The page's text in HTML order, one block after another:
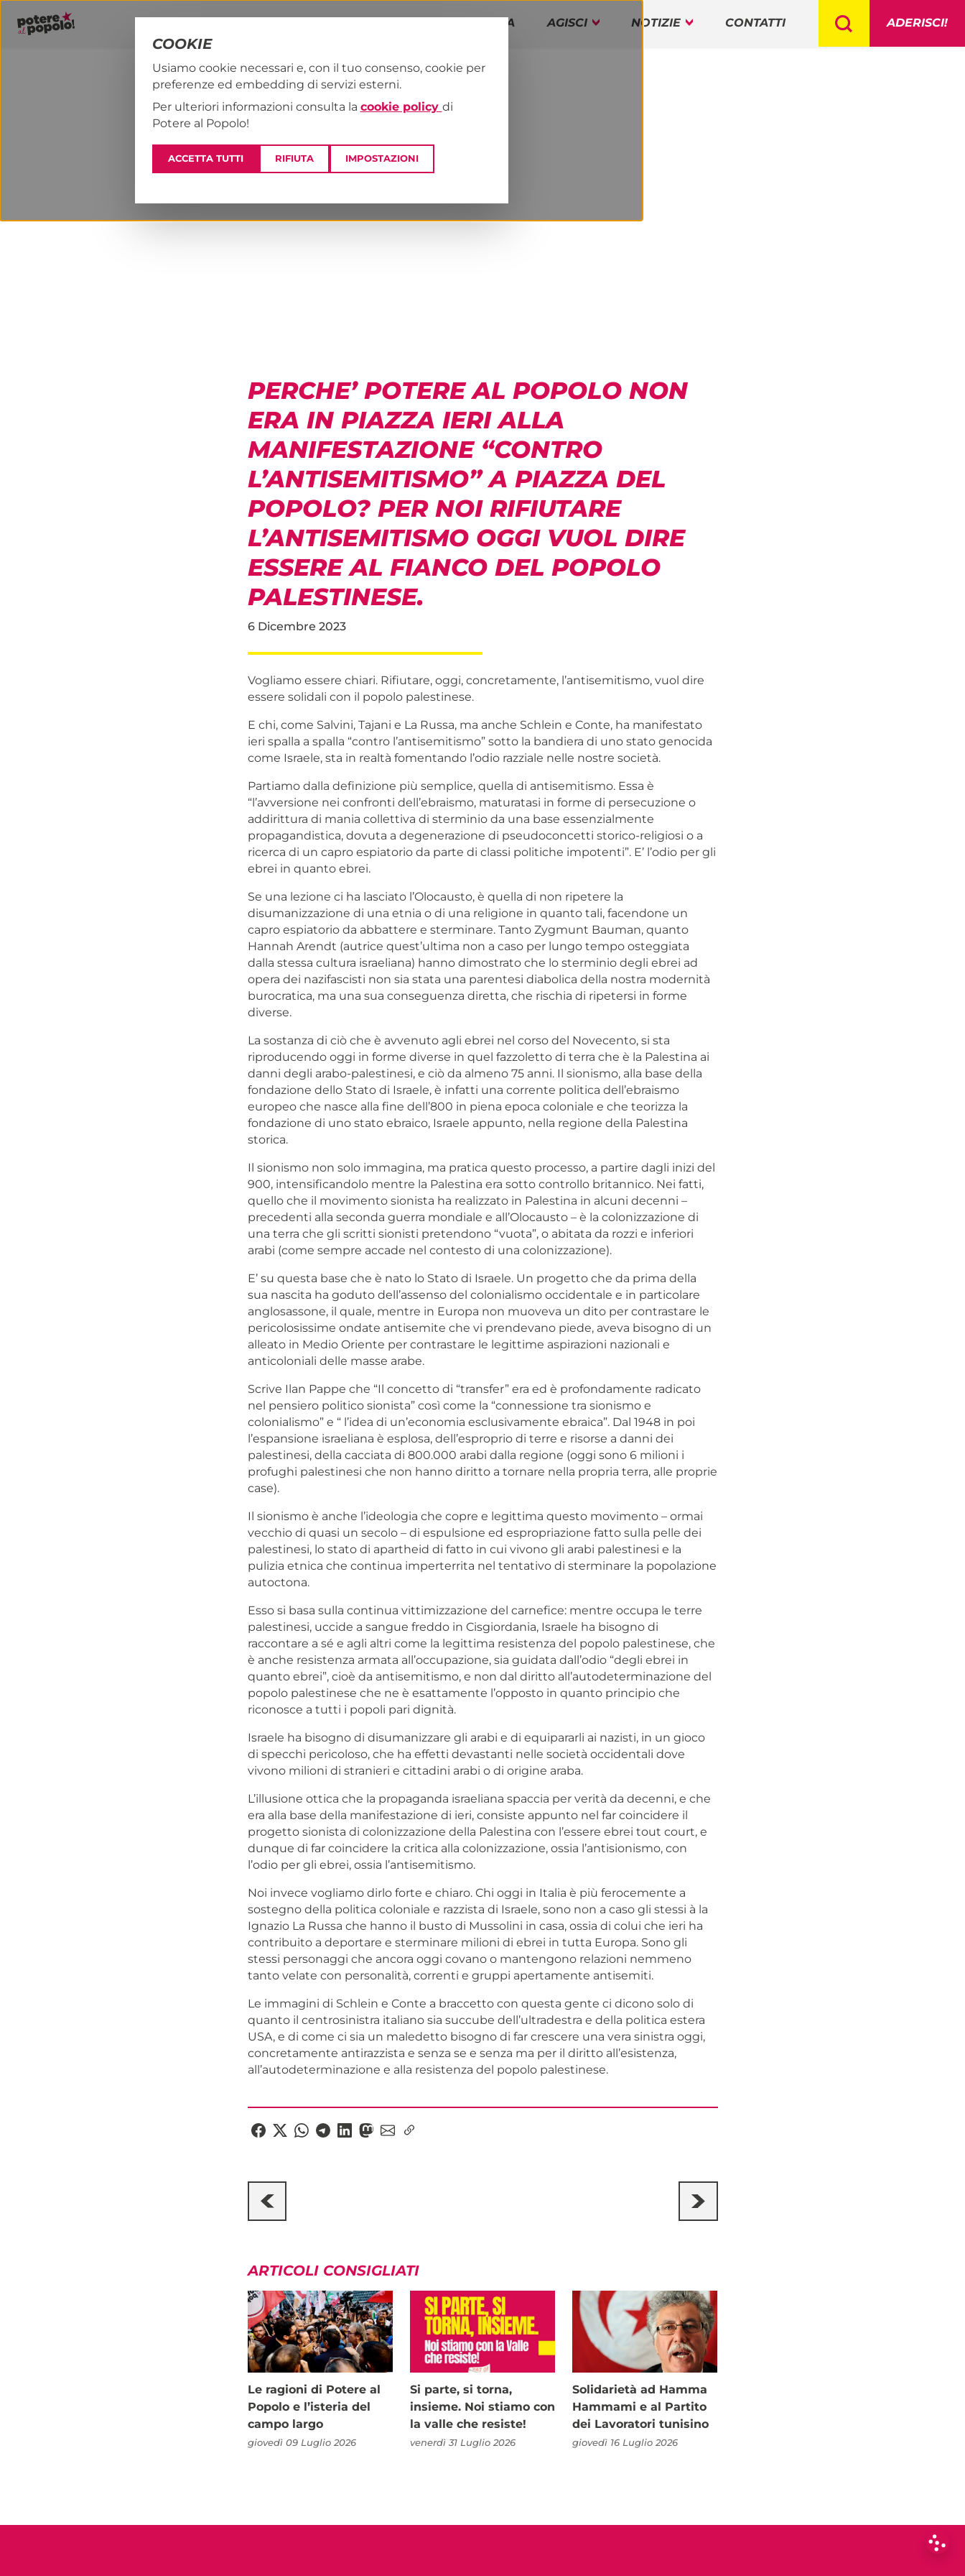
PROGRAMMA AGISCI NOTIZIE CONTATTI ADERISCI!
PAP! NOTIZIE NEWS & MEDIA
PERCHE’ POTERE AL POPOLO NON
ERA IN PIAZZA IERI ALLA
MANIFESTAZIONE “CONTRO
L’ANTISEMITISMO” A PIAZZA DEL
POPOLO? PER NOI RIFIUTARE
L’ANTISEMITISMO OGGI VUOL DIRE
ESSERE AL FIANCO DEL POPOLO
PALESTINESE.
6 Dicembre 2023
Vogliamo essere chiari. Rifiutare, oggi, concretamente, l’antisemitismo, vuol dire
essere solidali con il popolo palestinese.
E chi, come Salvini, Tajani e La Russa, ma anche Schlein e Conte, ha manifestato
ieri spalla a spalla “contro l’antisemitismo” sotto la bandiera di uno stato genocida
come Israele, sta in realtà fomentando l’odio razziale nelle nostre società.
Partiamo dalla definizione più semplice, quella di antisemitismo. Essa è
“l’avversione nei confronti dell’ebraismo, maturatasi in forme di persecuzione o
addirittura di mania collettiva di sterminio da una base essenzialmente
propagandistica, dovuta a degenerazione di pseudoconcetti storico-religiosi o a
ricerca di un capro espiatorio da parte di classi politiche impotenti”. E’ l’odio per gli
ebrei in quanto ebrei.
Se una lezione ci ha lasciato l’Olocausto, è quella di non ripetere la
disumanizzazione di una etnia o di una religione in quanto tali, facendone un
capro espiatorio da abbattere e sterminare. Tanto Zygmunt Bauman, quanto
Hannah Arendt (autrice quest’ultima non a caso per lungo tempo osteggiata
dalla stessa cultura israeliana) hanno dimostrato che lo sterminio degli ebrei ad
opera dei nazifascisti non sia stata una parentesi diabolica della nostra modernità
burocratica, ma una sua conseguenza diretta, che rischia di ripetersi in forme
diverse.
La sostanza di ciò che è avvenuto agli ebrei nel corso del Novecento, si sta
riproducendo oggi in forme diverse in quel fazzoletto di terra che è la Palestina ai
danni degli arabo-palestinesi, e ciò da almeno 75 anni. Il sionismo, alla base della
fondazione dello Stato di Israele, è infatti una corrente politica dell’ebraismo
europeo che nasce alla fine dell’800 in piena epoca coloniale e che teorizza la
fondazione di uno stato ebraico, Israele appunto, nella regione della Palestina
storica.
Il sionismo non solo immagina, ma pratica questo processo, a partire dagli inizi del
900, intensificandolo mentre la Palestina era sotto controllo britannico. Nei fatti,
quello che il movimento sionista ha realizzato in Palestina in alcuni decenni –
precedenti alla seconda guerra mondiale e all’Olocausto – è la colonizzazione di
una terra che gli scritti sionisti pretendono “vuota”, o abitata da rozzi e inferiori
arabi (come sempre accade nel contesto di una colonizzazione).
E’ su questa base che è nato lo Stato di Israele. Un progetto che da prima della
sua nascita ha goduto dell’assenso del colonialismo occidentale e in particolare
anglosassone, il quale, mentre in Europa non muoveva un dito per contrastare le
pericolosissime ondate antisemite che vi prendevano piede, aveva bisogno di un
alleato in Medio Oriente per contrastare le legittime aspirazioni nazionali e
anticoloniali delle masse arabe.
Scrive Ilan Pappe che “Il concetto di “transfer” era ed è profondamente radicato
nel pensiero politico sionista” così come la “connessione tra sionismo e
colonialismo” e “ l’idea di un’economia esclusivamente ebraica”. Dal 1948 in poi
l’espansione israeliana è esplosa, dell’esproprio di terre e risorse a danni dei
palestinesi, della cacciata di 800.000 arabi dalla regione (oggi sono 6 milioni i
profughi palestinesi che non hanno diritto a tornare nella propria terra, alle proprie
case).
Il sionismo è anche l’ideologia che copre e legittima questo movimento – ormai
vecchio di quasi un secolo – di espulsione ed espropriazione fatto sulla pelle dei
palestinesi, lo stato di apartheid di fatto in cui vivono gli arabi palestinesi e la
pulizia etnica che continua imperterrita nel tentativo di sterminare la popolazione
autoctona.
Esso si basa sulla continua vittimizzazione del carnefice: mentre occupa le terre
palestinesi, uccide a sangue freddo in Cisgiordania, Israele ha bisogno di
raccontare a sé e agli altri come la legittima resistenza del popolo palestinese, che
è anche resistenza armata all’occupazione, sia guidata dall’odio “degli ebrei in
quanto ebrei”, cioè da antisemitismo, e non dal diritto all’autodeterminazione del
popolo palestinese che ne è esattamente l’opposto in quanto principio che
riconosce a tutti i popoli pari dignità.
Israele ha bisogno di disumanizzare gli arabi e di equipararli ai nazisti, in un gioco
di specchi pericoloso, che ha effetti devastanti nelle società occidentali dove
vivono milioni di stranieri e cittadini arabi o di origine araba.
L’illusione ottica che la propaganda israeliana spaccia per verità da decenni, e che
era alla base della manifestazione di ieri, consiste appunto nel far coincidere il
progetto sionista di colonizzazione della Palestina con l’essere ebrei tout court, e
dunque di far coincidere la critica alla colonizzazione, ossia l’antisionismo, con
l’odio per gli ebrei, ossia l’antisemitismo.
Noi invece vogliamo dirlo forte e chiaro. Chi oggi in Italia è più ferocemente a
sostegno della politica coloniale e razzista di Israele, sono non a caso gli stessi à la
Ignazio La Russa che hanno il busto di Mussolini in casa, ossia di colui che ieri ha
contribuito a deportare e sterminare milioni di ebrei in tutta Europa. Sono gli
stessi personaggi che ancora oggi covano o mantengono relazioni nemmeno
tanto velate con personalità, correnti e gruppi apertamente antisemiti.
Le immagini di Schlein e Conte a braccetto con questa gente ci dicono solo di
quanto il centrosinistra italiano sia succube dell’ultradestra e della politica estera
USA, e di come ci sia un maledetto bisogno di far crescere una vera sinistra oggi,
concretamente antirazzista e senza se e senza ma per il diritto all’esistenza,
all’autodeterminazione e alla resistenza del popolo palestinese.
ARTICOLI CONSIGLIATI
Le ragioni di Potere al
Popolo e l’isteria del
campo largo
giovedì 09 Luglio 2026
Si parte, si torna,
insieme. Noi stiamo con
la valle che resiste!
venerdì 31 Luglio 2026
Solidarietà ad Hamma
Hammami e al Partito
dei Lavoratori tunisino
giovedì 16 Luglio 2026
COOKIE
Usiamo cookie necessari e, con il tuo consenso, cookie per
preferenze ed embedding di servizi esterni.
Per ulteriori informazioni consulta la cookie policy di
Potere al Popolo!
ACCETTA TUTTI RIFIUTA IMPOSTAZIONI